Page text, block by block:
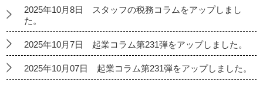
2025年10月8日 スタッフの税務コラムをアップしまし
た。
2025年10月7日 起業コラム第231弾をアップしました。
2025年10月07日 起業コラム第231弾をアップしました。